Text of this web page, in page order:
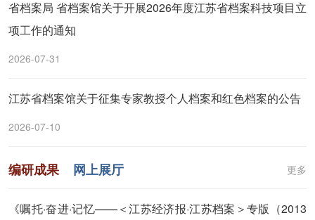
省档案局 省档案馆关于开展2026年度江苏省档案科技项目立
项工作的通知
2026-07-31
江苏省档案馆关于征集专家教授个人档案和红色档案的公告
2026-07-10
编研成果 网上展厅 更多
《嘱托·奋进·记忆——＜江苏经济报·江苏档案＞专版（2013